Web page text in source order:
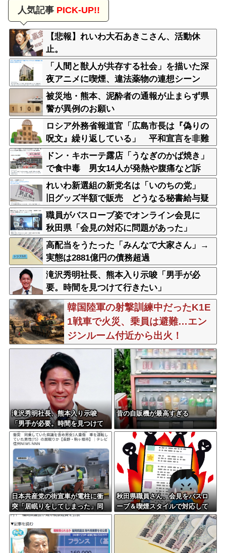
人気記事PICK-UP!!
【悲報】れいわ大石あきこさん、活動休
止。
「人間と獣人が共存する社会」を描いた深
夜アニメに喫煙、違法薬物の連想シーン
も…視聴者批判でBPO議論
被災地・熊本、泥酔者の通報が止まらず県
警が異例のお願い
ロシア外務省報道官「広島市長は『偽りの
呪文』繰り返している」 平和宣言を非難
ドン・キホーテ露店「うなぎのかば焼き」
で食中毒 男女14人が発熱や腹痛など訴
え…サルモネラ属の菌検出
れいわ新選組の新党名は「いのちの党」
旧グッズ半額で販売 どうなる秘書給与疑
惑
職員がバスローブ姿でオンライン会見に
秋田県「会見の対応に問題があった」
高配当をうたった「みんなで大家さん」→
実態は2881億円の債務超過
滝沢秀明社長、熊本入り示唆「男手が必
要。時間を見つけて行きたい」
韓国陸軍の射撃訓練中だったK1E
1戦車で火災、乗員は避難…エン
ジンルーム付近から出火！
滝沢秀明社長、熊本入り示唆
「男手が必要。時間を見つけて
行きたい」
昔の自販機が最高すぎる
日本共産党の街宣車が電柱に衝
突「居眠りをしてしまった」同
乗していた県議を含め男女3人重
傷
秋田県職員さん、会見をバスロ
ーブ＆喫煙スタイルで対応して
しまい大炎上ｗ